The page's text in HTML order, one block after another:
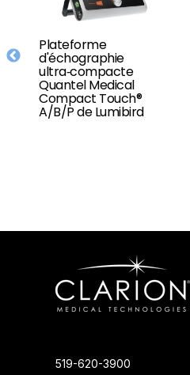
Plateforme
d'échographie
ultra‑compacte
Quantel Medical
Compact Touch®
A/B/P de Lumibird
519-620-3900